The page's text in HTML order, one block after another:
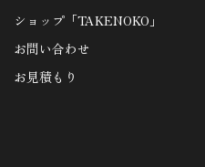
ショップ「TAKENOKO」
お問い合わせ
お見積もり